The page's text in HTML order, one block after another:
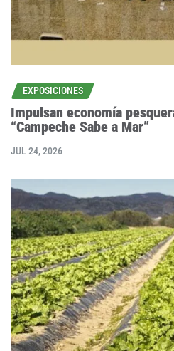
EXPOSICIONES
Impulsan economía
“Campeche Sabe a Mar”
JUL 24, 2026